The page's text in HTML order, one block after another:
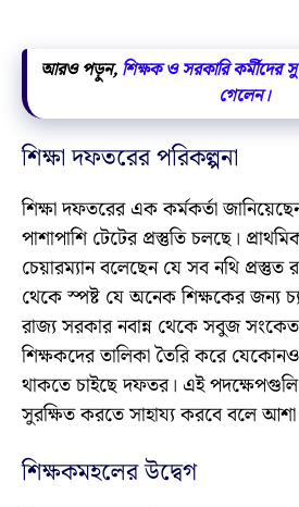
আরও পড়ুন, শিক্ষক ও সরকারি কর্মীদের
গেলেন।
শিক্ষা দফতরের পরিকল্পনা
শিক্ষা দফতরের এক কর্মকর্তা
পাশাপাশি টেটের প্রস্তুতি চলছে।
চেয়ারম্যান বলেছেন যে সব নথি প্রস্তুত
থেকে স্পষ্ট যে অনেক শিক্ষকের জন্য
রাজ্য সরকার নবান্ন থেকে সবুজ
শিক্ষকদের তালিকা তৈরি করে যেকোনও
থাকতে চাইছে দফতর। এই
সুরক্ষিত করতে সাহায্য করবে বলে আশা
শিক্ষকমহলের উদ্বেগ